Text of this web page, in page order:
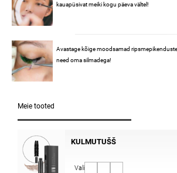
kauapüsivat meiki kogu päeva vältel!
Avastage kõige moodsamad
need oma silmadega!
Meie tooted
KULMUTUŠŠ
Vali